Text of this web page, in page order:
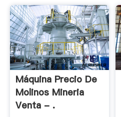
Máquina Precio De
Molinos Mineria
Venta - .